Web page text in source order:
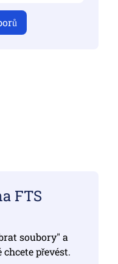
FTS
soubory" a
převést.